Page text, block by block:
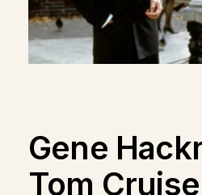
Gene
Tom